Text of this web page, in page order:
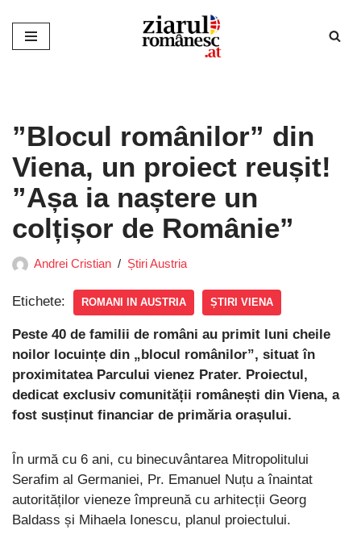
Sari
”Blocul românilor” din
Viena, un proiect reușit!
”Așa ia naștere un
colțișor de Românie”
Andrei Cristian Știri Austria
Etichete: ROMANI IN AUSTRIA ȘTIRI VIENA
Peste 40 de familii de români au primit luni cheile
noilor locuințe din „blocul românilor”, situat în
proximitatea Parcului vienez Prater. Proiectul,
dedicat exclusiv comunității românești din Viena, a
fost susținut financiar de primăria orașului.
În urmă cu 6 ani, cu binecuvântarea Mitropolitului
Serafim al Germaniei, Pr. Emanuel Nuțu a înaintat
autorităților vieneze împreună cu arhitecții Georg
Baldass și Mihaela Ionescu, planul proiectului.